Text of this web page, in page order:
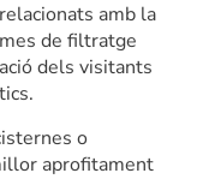
amb la
de filtratge
dels visitants
o
aprofitament